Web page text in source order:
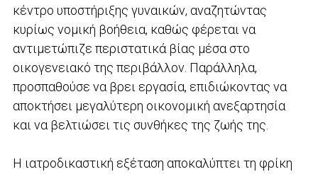
κέντρο υποστήριξης γυναικών, αναζητώντας
κυρίως νομική βοήθεια, καθώς φέρεται να
αντιμετώπιζε περιστατικά βίας μέσα στο
οικογενειακό της περιβάλλον. Παράλληλα,
προσπαθούσε να βρει εργασία, επιδιώκοντας να
αποκτήσει μεγαλύτερη οικονομική ανεξαρτησία
και να βελτιώσει τις συνθήκες της ζωής της.
Η ιατροδικαστική εξέταση αποκαλύπτει τη φρίκη